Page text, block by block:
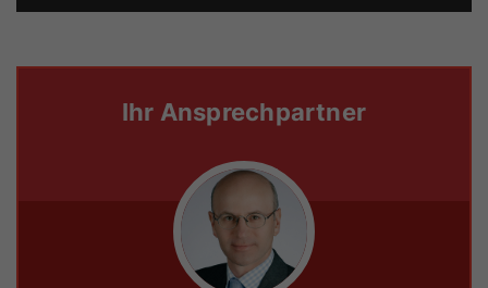
Ihr Ansprechpartner